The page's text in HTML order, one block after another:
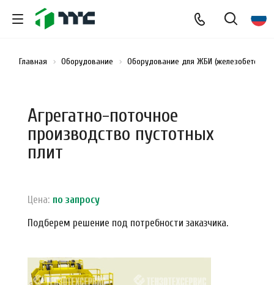
Главная Оборудование Оборудование для ЖБИ
Агрегатно-поточное
производство пустотных
плит
Цена: по запросу
Подберем решение под потребности заказчика.